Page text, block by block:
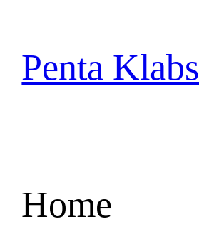
content
Penta Klabs
Home